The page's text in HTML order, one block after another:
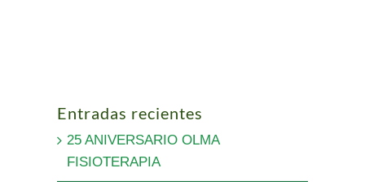
Entradas recientes
25 ANIVERSARIO OLMA
FISIOTERAPIA